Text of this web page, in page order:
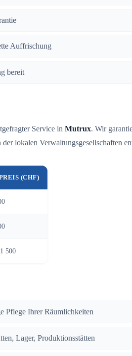
Auffrischung
bereit
Service in Mutrux. Wir
lokalen Verwaltungsgesellschaften
(CHF)
500
Pflege Ihrer Räumlichkeiten
Lager, Produktionsstätten